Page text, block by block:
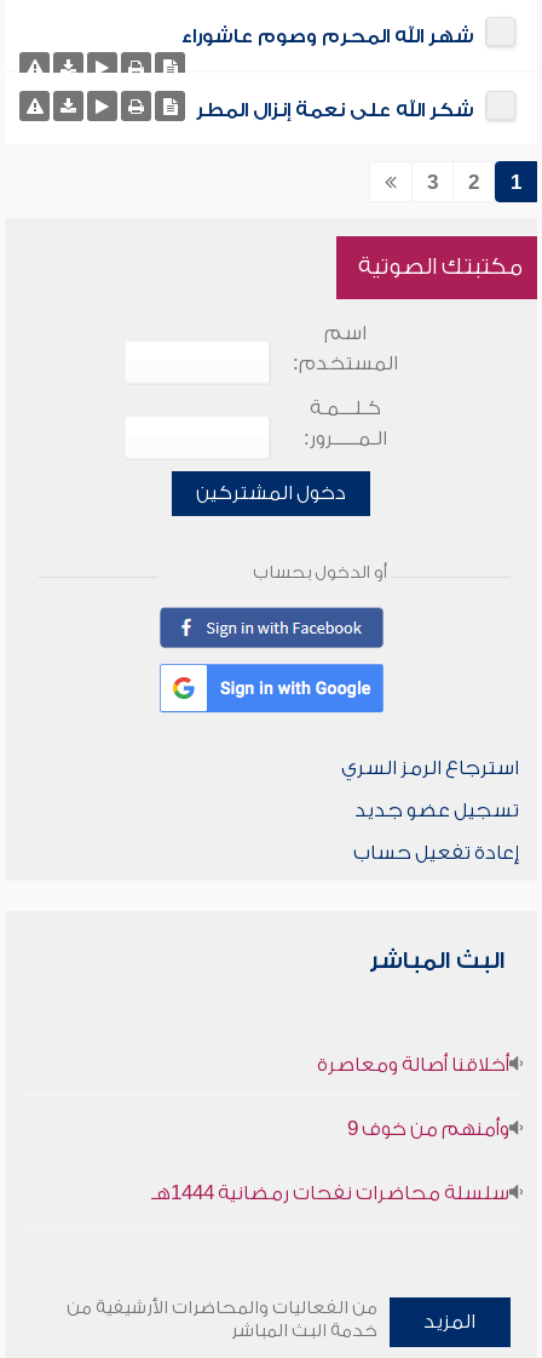
شهر الله المحرم وصوم عاشوراء
شكر الله على نعمة إنزال المطر
1
2
3
مكتبتك الصوتية
اسم
المستخدم:
كـلـــمـة
الـمـــــرور:
دخول المشتركين
أو الدخول بحساب
استرجاع الرمز السري
تسجيل عضو جديد
إعادة تفعيل حساب
البث المباشر
أخلاقنا أصالة ومعاصرة
وأمنهم من خوف 9
سلسلة محاضرات نفحات رمضانية 1444هـ
المزيد
من الفعاليات والمحاضرات الأرشيفية من
خدمة البث المباشر